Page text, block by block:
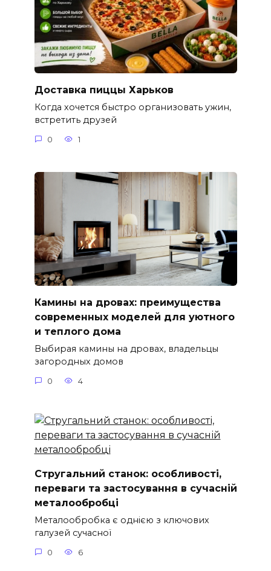
Доставка пиццы Харьков
Когда хочется быстро организовать ужин,
встретить друзей
0 1
Камины на дровах: преимущества
современных моделей для уютного
и теплого дома
Выбирая камины на дровах, владельцы
загородных домов
0 4
Стругальний станок: особливості,
переваги та застосування в сучасній
металообробці
Металообробка є однією з ключових
галузей сучасної
0 6